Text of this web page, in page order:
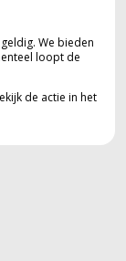
We bieden
loopt de
de actie in het